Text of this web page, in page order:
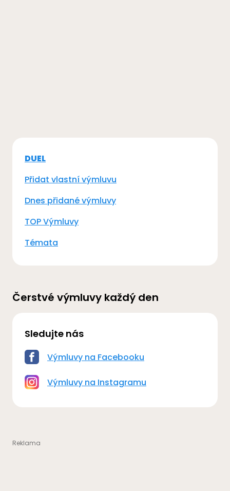
DUEL
Přidat vlastní výmluvu
Dnes přidané výmluvy
TOP Výmluvy
Témata
Čerstvé výmluvy každý den
Sledujte nás
Výmluvy na Facebooku
Výmluvy na Instagramu